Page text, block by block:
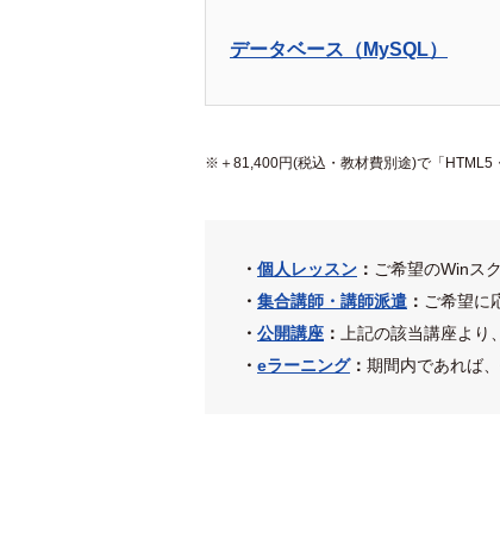
データベース（MySQL）
＋81,400円(税込・教材費別途)で「HTML5
・ 個人レッスン ： ご希望のWinス
・ 集合講師・講師派遣 ： ご希望に
・ 公開講座 ：
上記の該当講座より
・ eラーニング： 期間内であれば